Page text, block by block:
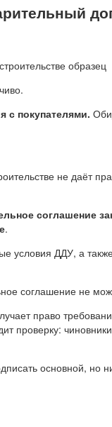
с покупателями.
не даёт
соглашение
.
условия ДДУ, а
соглашение не
право
проверку:
основной, но